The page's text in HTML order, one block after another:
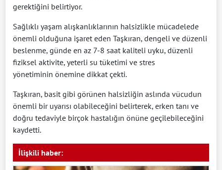
gerektiğini belirtiyor.
Sağlıklı yaşam alışkanlıklarının halsizlikle mücadelede
önemli olduğuna işaret eden Taşkıran, dengeli ve düzenli
beslenme, günde en az 7-8 saat kaliteli uyku, düzenli
fiziksel aktivite, yeterli su tüketimi ve stres
yönetiminin önemine dikkat çekti.
Taşkıran, basit gibi görünen halsizliğin aslında vücudun
önemli bir uyarısı olabileceğini belirterek, erken tanı ve
doğru tedaviyle birçok hastalığın önüne geçilebileceğini
kaydetti.
İlişkili haber: